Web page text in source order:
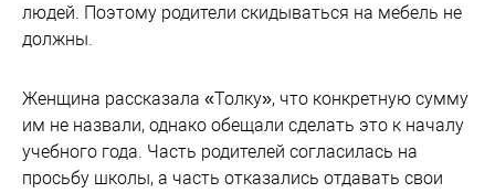
людей. Поэтому родители скидываться на мебель не
должны.
Женщина рассказала «Толку», что конкретную сумму
им не назвали, однако обещали сделать это к началу
учебного года. Часть родителей согласилась на
просьбу школы, а часть отказались отдавать свои